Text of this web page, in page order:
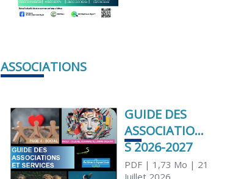
ASSOCIATIONS
GUIDE DES
ASSOCIATION
S 2026-2027
PDF| 1,73 Mo | 21
Juillet 2026